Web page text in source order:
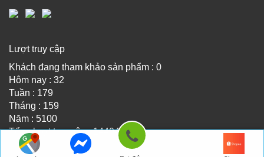
Lượt truy cập
Khách đang tham khảo sản phẩm : 0
Hôm nay : 32
Tuần : 179
Tháng : 159
Năm : 5100
Tổng lượt truy cập : 14494